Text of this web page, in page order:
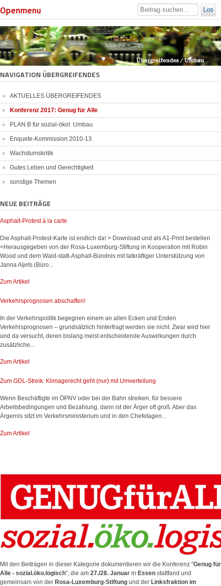
Openmenu Los
NAVIGATION ÜBERGREIFENDES
AKTUELLES ÜBERGREIFENDES
Konferenz 2017: Genug für Alle
PLAN B für sozial-ökol. Umbau
Enquete-Kommission 2010-13
Wachstumskritik
Gutes Leben und Gerechtigkeit
sonstige Themen
NEUE BEITRÄGE
Asphalt-Protest à la carte
Die Asphalt-Protest-Karte ist endlich da! > Download und als A1-Print bestellen
<Herausgegeben von der Rosa-Luxemburg-Stiftung in Kooperation mit Robin
Wood und dem Wald-statt-Asphalt-Bündnis mit tatkräftiger Unterstützung von
Janna Aljets (Büro...
Zum Artikel
Verkehrsprognosen abschaffen!
In der Verkehrspolitik begegnen einem an allen Ecken und Enden
Verkehrsprognosen – grundsätzlich hinterfragt werden sie nicht. Zwar wird hier
und da versucht, deren bislang meist entscheidende Auswirkungen durch
zusätzliche...
Zum Artikel
Zum GDL-Streik: Klimagerecht geht (nur) mit Umverteilung
Wenn Beschäftigte im ÖPNV oder bei der Bahn streiken, für bessere
Arbeitsbedingungen und Bezahlung, dann ist der Ärger oft groß. Aber das
Ärgernis sitzt im Verkehrsministerium und in den Chefetagen...
Zum Artikel
Mit den Beiträgen in dieser Kategorie dokumentieren wir die Konferenz "Genug für
Alle - sozial.öko.logisch", die am 27./28. Januar in Essen stattfand und
gemeinsam von der Rosa-Luxemburg-Stiftung und der Linksfraktion im